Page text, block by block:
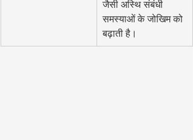
जैसी अस्थि संबंधी
समस्याओं के जोखिम को
बढ़ाती है।